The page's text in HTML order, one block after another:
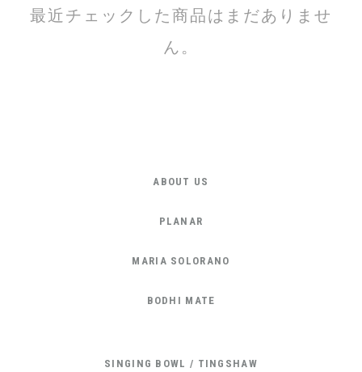
最近チェックした商品はまだありませ
ん。
ABOUT US
PLANAR
MARIA SOLORANO
BODHI MATE
SINGING BOWL / TINGSHAW